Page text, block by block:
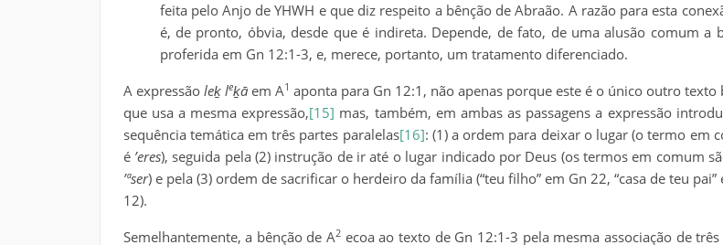
feita pelo Anjo de YHWH e que diz respeito a bênção de Abraão. A razão para esta
é, de pronto, óbvia, desde que é indireta. Depende, de fato, de uma alusão comum a
proferida em Gn 12:1-3, e, merece, portanto, um tratamento diferenciado.
A expressão leḵ leḵāem A1 aponta para Gn 12:1, não apenas porque este é o único outro texto
que usa a mesma expressão,[15] mas, também, em ambas as passagens a expressão
sequência temática em três partes paralelas[16]: (1) a ordem para deixar o lugar (o termo em
é ’eres), seguida pela (2) instrução de ir até o lugar indicado por Deus (os termos em comum
’ªser) e pela (3) ordem de sacrificar o herdeiro da família (“teu filho” em Gn 22, “casa de teu pai”
12).
Semelhantemente, a bênção de A2 ecoa ao texto de Gn 12:1-3 pela mesma associação de